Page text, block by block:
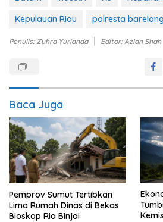
Kepulauan Riau
polresta
Penulis: Zuhra Yurianda Editor: Azlan Shah
Baca Juga
Pemprov Sumut Tertibkan
Lima Rumah Dinas di Bekas
Bioskop Ria Binjai